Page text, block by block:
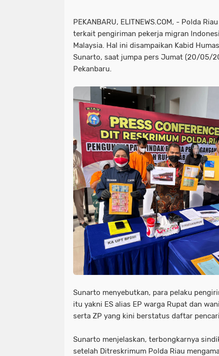
PEKANBARU, ELITNEWS.COM, - Polda
terkait pengiriman pekerja migran
Malaysia. Hal ini disampaikan Kabid
Sunarto, saat jumpa pers Jumat (20/05/
Pekanbaru.
Sunarto menyebutkan, para pelaku
itu yakni ES alias EP warga Rupat dan
serta ZP yang kini berstatus daftar
Sunarto menjelaskan, terbongkarnya
setelah Ditreskrimum Polda Riau